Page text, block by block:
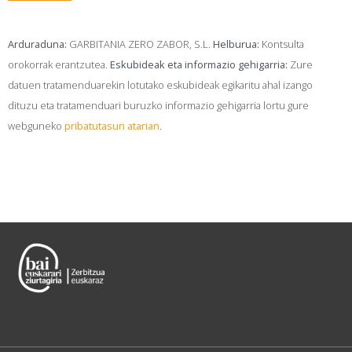
Arduraduna: GARBITANIA ZERO ZABOR, S.L. Helburua: Kontsulta
orokorrak erantzutea. Eskubideak eta informazio gehigarria: Zure
datuen tratamenduarekin lotutako eskubideak egikaritu ahal izango
dituzu eta tratamenduari buruzko informazio gehigarria lortu gure
webguneko pribatutasun atarian.